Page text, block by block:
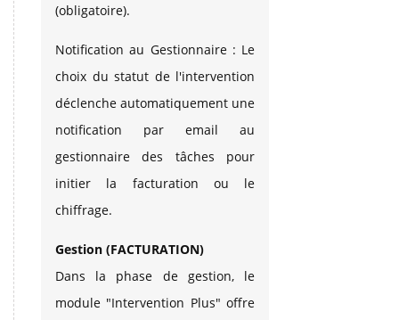
(obligatoire).
Notification au Gestionnaire : Le
choix du statut de l'intervention
déclenche automatiquement une
notification par email au
gestionnaire des tâches pour
initier la facturation ou le
chiffrage.
Gestion (FACTURATION)
Dans la phase de gestion, le
module "Intervention Plus" offre